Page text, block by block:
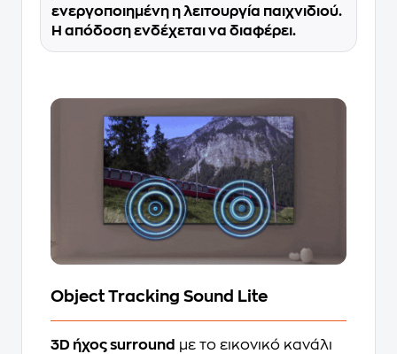
ενεργοποιημένη η λειτουργία παιχνιδιού.
Η απόδοση ενδέχεται να διαφέρει.
Object Tracking Sound Lite
3D ήχος surround με το εικονικό κανάλι